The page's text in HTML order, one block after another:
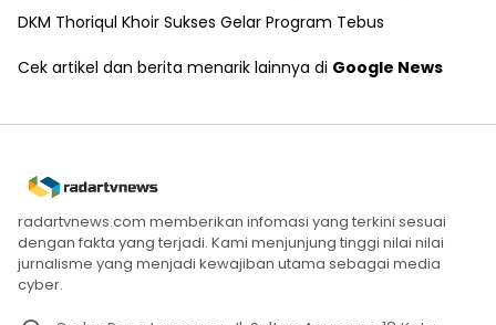
DKM Thoriqul Khoir Sukses Gelar Program Tebus
Cek artikel dan berita menarik lainnya di Google News
radartvnews.com memberikan infomasi yang terkini sesuai
dengan fakta yang terjadi. Kami menjunjung tinggi nilai nilai
jurnalisme yang menjadi kewajiban utama sebagai media
cyber.